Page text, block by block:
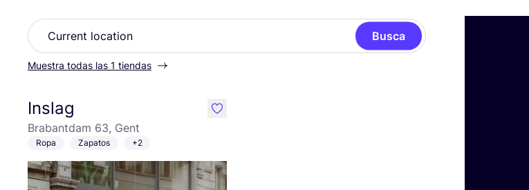
Busca
Muestra todas las 1 tiendas
Inslag
Brabantdam 63, Gent
Ropa Zapatos +2
like